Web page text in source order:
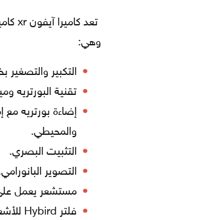
وهي:
التكبير
تقنية البورتريه
إضاءة بورتريه مع
والمحيطي.
التثبيت البصري.
التصوير
مستشعر يعمل
فلتر Hybird للأشعة تحت الحمراء.